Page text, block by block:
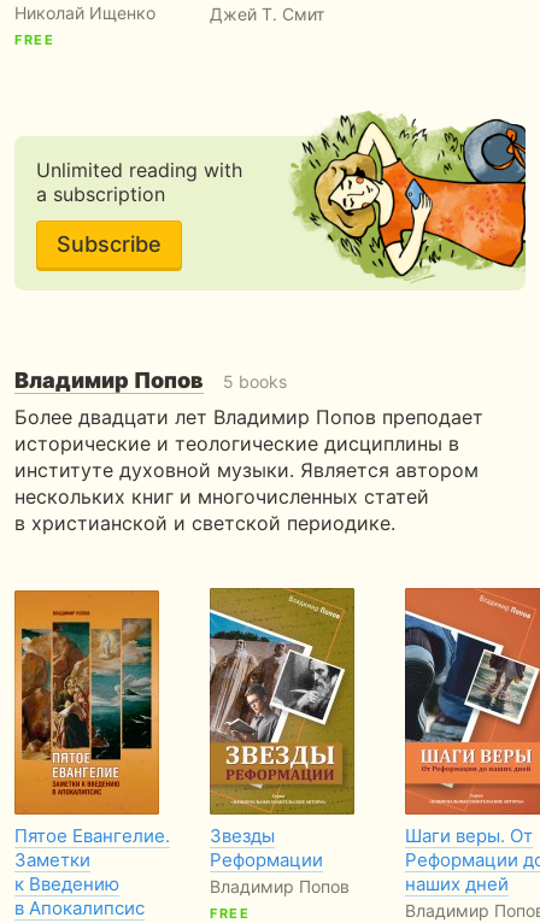
Николай Ищенко
FREE
Джей Т. Смит
Unlimited reading with
a subscription
Subscribe
Владимир Попов 5 books
Более двадцати лет Владимир Попов преподает
исторические и теологические дисциплины в
институте духовной музыки. Является автором
нескольких книг и многочисленных статей
в христианской и светской периодике.
Пятое Евангелие.
Заметки
к Введению
в Апокалипсис
Звезды
Реформации
Владимир Попов
FREE
Шаги веры. От
Реформации
наших дней
Владимир